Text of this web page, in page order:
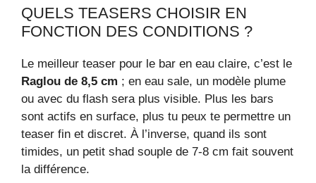
QUELS TEASERS CHOISIR EN
FONCTION DES CONDITIONS ?
Le meilleur teaser pour le bar en eau claire, c’est le
Raglou de 8,5 cm ; en eau sale, un modèle plume
ou avec du flash sera plus visible. Plus les bars
sont actifs en surface, plus tu peux te permettre un
teaser fin et discret. À l’inverse, quand ils sont
timides, un petit shad souple de 7-8 cm fait souvent
la différence.